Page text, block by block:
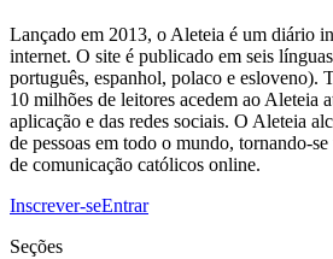
Lançado em 2013, o Aleteia é um diário
internet. O site é publicado em seis
português, espanhol, polaco e esloveno).
10 milhões de leitores acedem ao Aleteia
aplicação e das redes sociais. O Aleteia
de pessoas em todo o mundo, tornando-
de comunicação católicos online.
Inscrever-seEntrar
Seções